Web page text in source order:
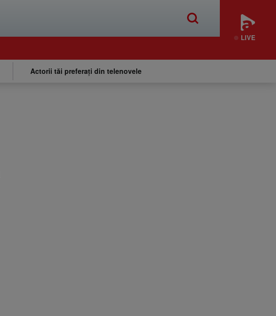
LIVE
Actorii tăi preferați din telenovele